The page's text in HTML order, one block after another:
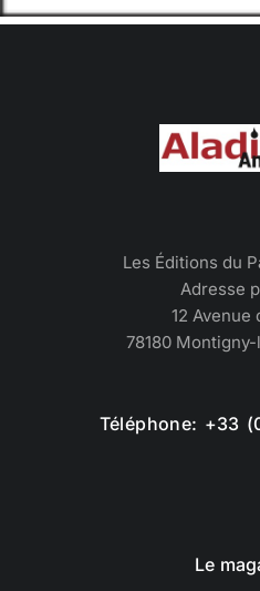
Les Éditions du
Adresse
12 Avenue
78180
Téléphone: +33
Le